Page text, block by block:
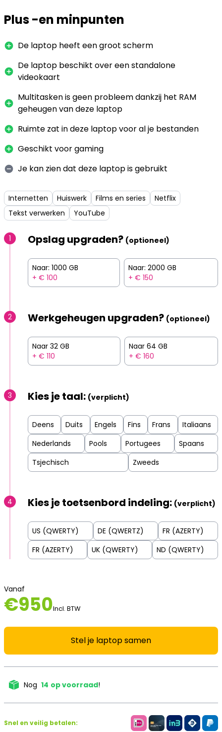
Plus -en minpunten
De laptop heeft een groot scherm
De laptop beschikt over een standalone
videokaart
Multitasken is geen probleem dankzij het RAM
geheugen van deze laptop
Ruimte zat in deze laptop voor al je bestanden
Geschikt voor gaming
Je kan zien dat deze laptop is gebruikt
Internetten Huiswerk Films en series
Netflix
Tekst verwerken
YouTube
1 Opslag upgraden? (optioneel)
Naar: 1000 GB
+ € 100
Naar: 2000 GB
+ € 150
2 Werkgeheugen upgraden? (optioneel)
Naar 32 GB
+ € 110
Naar 64 GB
+ € 160
3 Kies je taal: (verplicht)
Deens Duits Engels Fins Frans
Italiaans
Nederlands
Pools Portugees
Spaans
Tsjechisch
Zweeds
4 Kies je toetsenbord indeling: (verplicht)
US (QWERTY) DE (QWERTZ)
FR (AZERTY)
FR (AZERTY)
UK (QWERTY) ND (QWERTY)
Vanaf
€950Incl. BTW
Stel je laptop samen
Nog 14 op voorraad!
Snel en veilig betalen: